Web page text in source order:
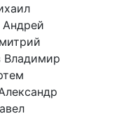
Андрей
Владимир